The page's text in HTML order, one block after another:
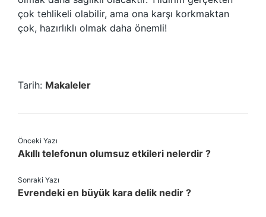
çok tehlikeli olabilir, ama ona karşı korkmaktan
çok, hazırlıklı olmak daha önemli!
Tarih: Makaleler
Önceki Yazı
Akıllı telefonun olumsuz etkileri nelerdir ?
Sonraki Yazı
Evrendeki en büyük kara delik nedir ?